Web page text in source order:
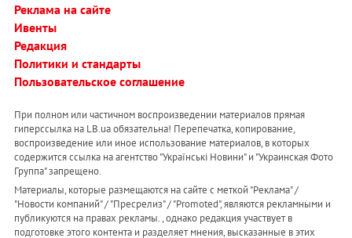
Реклама на сайте
Ивенты
Редакция
Политики и стандарты
Пользовательское соглашение
При полном или частичном воспроизведении материалов прямая
гиперссылка на LB.ua обязательна! Перепечатка, копирование,
воспроизведение или иное использование материалов, в которых
содержится ссылка на агентство "Українськi Новини" и "Украинская Фото
Группа" запрещено.
Материалы, которые размещаются на сайте с меткой "Реклама" /
"Новости компаний" / "Пресрелиз" / "Promoted", являются рекламными и
публикуются на правах рекламы. , однако редакция участвует в
подготовке этого контента и разделяет мнения, высказанные в этих